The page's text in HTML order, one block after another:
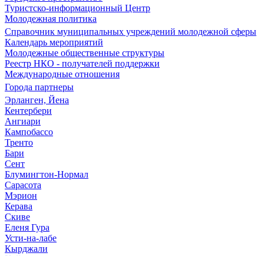
Туристско-информационный Центр
Молодежная политика
Справочник муниципальных учреждений молодежной сферы
Календарь мероприятий
Молодежные общественные структуры
Реестр НКО - получателей поддержки
Международные отношения
Города партнеры
Эрланген, Йена
Кентербери
Ангиари
Кампобассо
Тренто
Бари
Сент
Блумингтон-Нормал
Сарасота
Мэрион
Керава
Скиве
Еленя Гура
Усти-на-лабе
Кырджали